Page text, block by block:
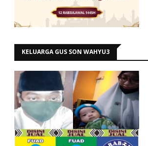
KELUARGA GUS SON WAHYU3